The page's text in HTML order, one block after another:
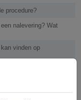
procedure?
nalevering? Wat
vinden op
niet bestellen. Wat